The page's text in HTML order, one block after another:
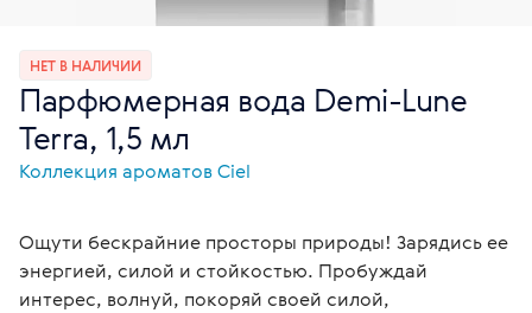
НЕТ В НАЛИЧИИ
Парфюмерная вода Demi-Lune
Terra, 1,5 мл
Коллекция ароматов Ciel
Ощути бескрайние просторы природы! Зарядись ее
энергией, силой и стойкостью. Пробуждай
интерес, волнуй, покоряй своей силой,